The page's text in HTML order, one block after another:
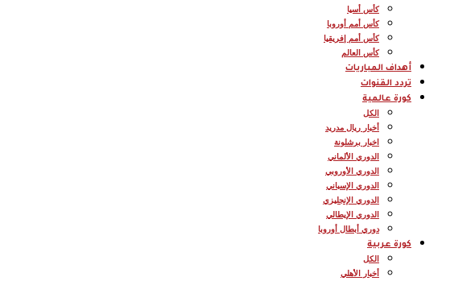
كأس أسيا
كأس أمم أوروبا
كأس أمم إفريقيا
كأس العالم
أهداف المباريات
تردد القنوات
كورة عالمية
الكل
أخبار ريال مدريد
اخبار برشلونة
الدوري الألماني
الدوري الأوروبي
الدوري الإسباني
الدوري الإنجليزي
الدوري الإيطالي
دوري أبطال أوروبا
كورة عربية
الكل
أخبار الأهلي